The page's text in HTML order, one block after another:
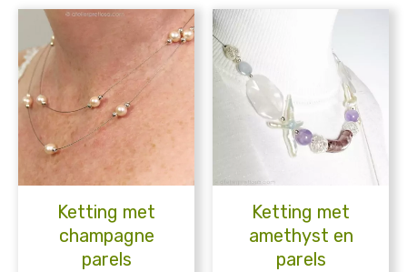
Ketting met
champagne
parels
Ketting met
amethyst en
parels